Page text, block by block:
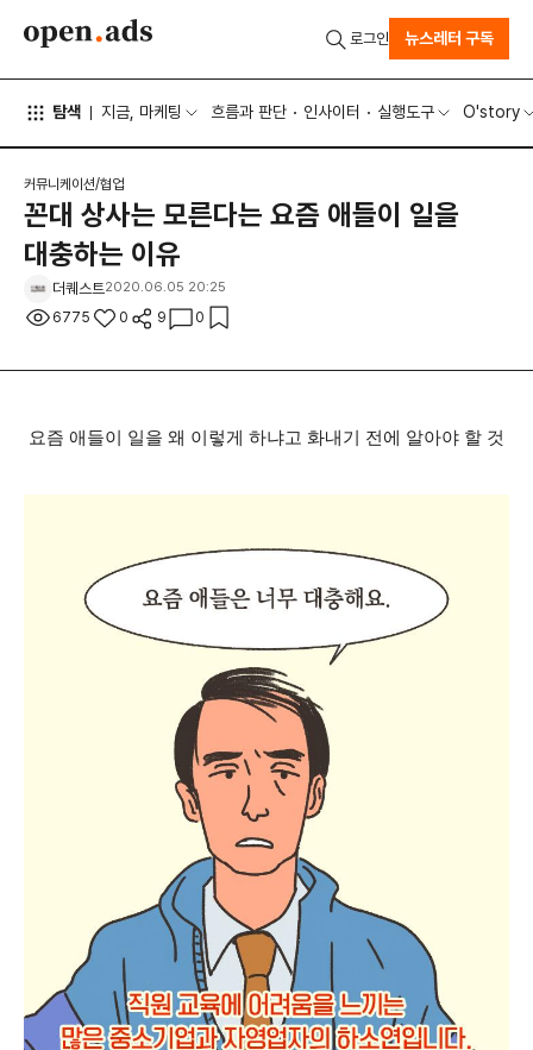
탐색 지금, 마케팅 흐름과 판단 인사이터 실행도구 O'story
로그인 뉴스레터 구독
커뮤니케이션/협업
꼰대 상사는 모른다는 요즘 애들이 일을
대충하는 이유
더퀘스트2020.06.05 20:25
6775 0 9 0
요즘 애들이 일을 왜 이렇게 하냐고 화내기 전에 알아야 할 것